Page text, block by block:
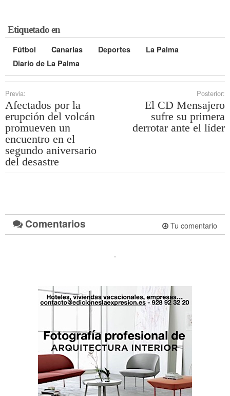
Etiquetado en
Fútbol Canarias Deportes
La Palma
Diario de La Palma
Previa:
Afectados por la
erupción del volcán
promueven un
encuentro en el
segundo aniversario
del desastre
Posterior:
El CD Mensajero
sufre su primera
derrotar ante el líder
Comentarios Tu comentario
.